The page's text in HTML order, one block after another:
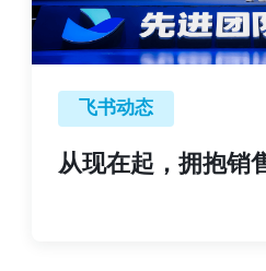
飞书动态
从现在起，拥抱销